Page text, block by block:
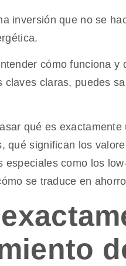
inversión que no se
cómo funciona
claves claras, puedes
qué es
qué significan los
especiales como los
se traduce en